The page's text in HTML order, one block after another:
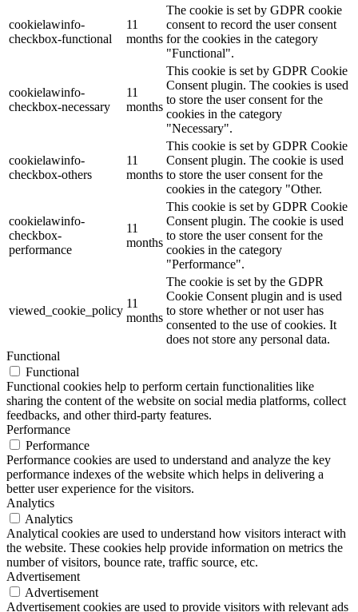
cookielawinfo-
checkbox-functional
11
months
The cookie is set by GDPR cookie
consent to record the user consent
for the cookies in the category
"Functional".
cookielawinfo-
checkbox-necessary
11
months
This cookie is set by GDPR Cookie
Consent plugin. The cookies is used
to store the user consent for the
cookies in the category
"Necessary".
cookielawinfo-
checkbox-others
11
months
This cookie is set by GDPR Cookie
Consent plugin. The cookie is used
to store the user consent for the
cookies in the category "Other.
cookielawinfo-
checkbox-
performance
11
months
This cookie is set by GDPR Cookie
Consent plugin. The cookie is used
to store the user consent for the
cookies in the category
"Performance".
viewed_cookie_policy
11
months
The cookie is set by the GDPR
Cookie Consent plugin and is used
to store whether or not user has
consented to the use of cookies. It
does not store any personal data.
Functional
Functional
Functional cookies help to perform certain functionalities like
sharing the content of the website on social media platforms, collect
feedbacks, and other third-party features.
Performance
Performance
Performance cookies are used to understand and analyze the key
performance indexes of the website which helps in delivering a
better user experience for the visitors.
Analytics
Analytics
Analytical cookies are used to understand how visitors interact with
the website. These cookies help provide information on metrics the
number of visitors, bounce rate, traffic source, etc.
Advertisement
Advertisement
Advertisement cookies are used to provide visitors with relevant ads